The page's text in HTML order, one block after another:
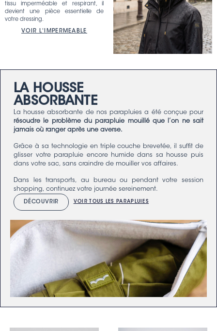
tissu imperméable et respirant, il
devient une pièce essentielle de
votre dressing.
VOIR L'IMPERMEABLE
LA HOUSSE
ABSORBANTE
La housse absorbante de nos parapluies a été conçue pour
résoudre le problème du parapluie mouillé que l’on ne sait
jamais où ranger après une averse.
Grâce à sa technologie en triple couche brevetée, il suffit de
glisser votre parapluie encore humide dans sa housse puis
dans votre sac, sans craindre de mouiller vos affaires.
Dans les transports, au bureau ou pendant votre session
shopping, continuez votre journée sereinement.
DÉCOUVRIR VOIR TOUS LES PARAPLUIES